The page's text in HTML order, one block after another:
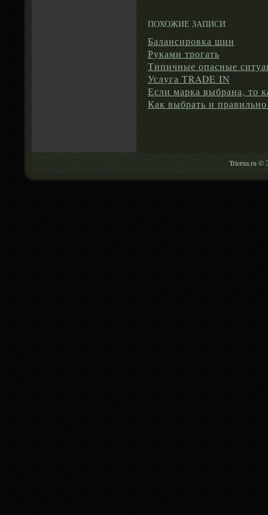
ПОХОЖИЕ ЗАПИСИ
Балансировка шин
Руками трогать
Типичные опасные
Услуга TRADE IN
Если марка выбрана, то
Как выбрать и
Trierna.ru ©